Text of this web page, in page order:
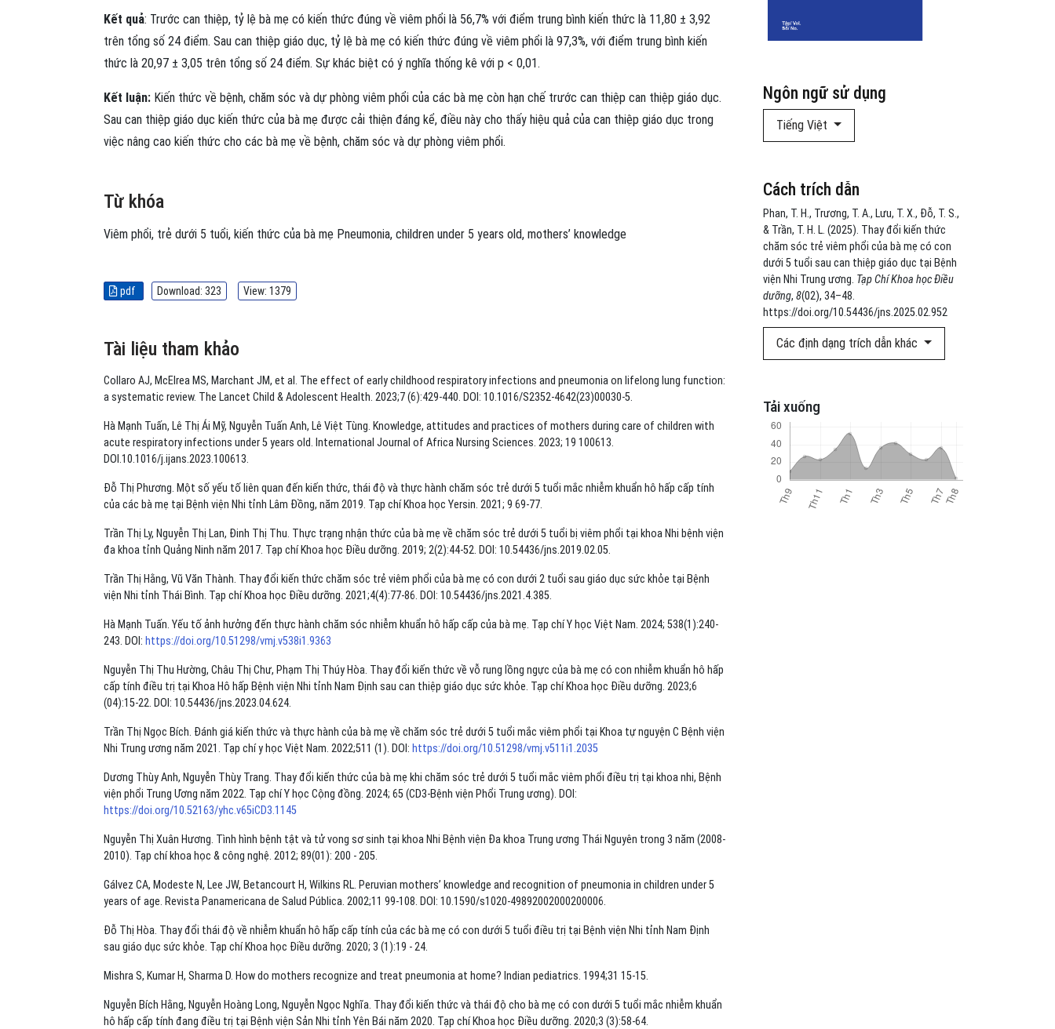
Ngôn ngữ sử dụng
Tiếng Việt
Cách trích dẫn
Phan, T. H., Trương, T. A., Lưu, T. X., Đỗ, T. S.,
& Trần, T. H. L. (2025). Thay đổi kiến thức
chăm sóc trẻ viêm phổi của bà mẹ có con
dưới 5 tuổi sau can thiệp giáo dục tại Bệnh
viện Nhi Trung ương. Tạp Chí Khoa học Điều
dưỡng, 8(02), 34–48.
https://doi.org/10.54436/jns.2025.02.952
Các định dạng trích dẫn khác
Tải xuống
Kết quả: Trước can thiệp, tỷ lệ bà mẹ có kiến thức đúng về viêm phổi là 56,7% với điểm trung bình kiến thức là 11,80 ± 3,92
trên tổng số 24 điểm. Sau can thiệp giáo dục, tỷ lệ bà mẹ có kiến thức đúng về viêm phổi là 97,3%, với điểm trung bình kiến
thức là 20,97 ± 3,05 trên tổng số 24 điểm. Sự khác biệt có ý nghĩa thống kê với p < 0,01.
Kết luận: Kiến thức về bệnh, chăm sóc và dự phòng viêm phổi của các bà mẹ còn hạn chế trước can thiệp can thiệp giáo dục.
Sau can thiệp giáo dục kiến thức của bà mẹ được cải thiện đáng kể, điều này cho thấy hiệu quả của can thiệp giáo dục trong
việc nâng cao kiến thức cho các bà mẹ về bệnh, chăm sóc và dự phòng viêm phổi.
Từ khóa
Viêm phổi, trẻ dưới 5 tuổi, kiến thức của bà mẹ Pneumonia, children under 5 years old, mothers’ knowledge
pdf Download: 323 View: 1379
Tài liệu tham khảo
Collaro AJ, McElrea MS, Marchant JM, et al. The effect of early childhood respiratory infections and pneumonia on lifelong lung function:
a systematic review. The Lancet Child & Adolescent Health. 2023;7 (6):429-440. DOI: 10.1016/S2352-4642(23)00030-5.
Hà Mạnh Tuấn, Lê Thị Ái Mỹ, Nguyễn Tuấn Anh, Lê Việt Tùng. Knowledge, attitudes and practices of mothers during care of children with
acute respiratory infections under 5 years old. International Journal of Africa Nursing Sciences. 2023; 19 100613.
DOI.10.1016/j.ijans.2023.100613.
Đỗ Thị Phương. Một số yếu tố liên quan đến kiến thức, thái độ và thực hành chăm sóc trẻ dưới 5 tuổi mắc nhiễm khuẩn hô hấp cấp tính
của các bà mẹ tại Bệnh viện Nhi tỉnh Lâm Đồng, năm 2019. Tạp chí Khoa học Yersin. 2021; 9 69-77.
Trần Thị Ly, Nguyễn Thị Lan, Đinh Thị Thu. Thực trạng nhận thức của bà mẹ về chăm sóc trẻ dưới 5 tuổi bị viêm phổi tại khoa Nhi bệnh viện
đa khoa tỉnh Quảng Ninh năm 2017. Tạp chí Khoa học Điều dưỡng. 2019; 2(2):44-52. DOI: 10.54436/jns.2019.02.05.
Trần Thị Hằng, Vũ Văn Thành. Thay đổi kiến thức chăm sóc trẻ viêm phổi của bà mẹ có con dưới 2 tuổi sau giáo dục sức khỏe tại Bệnh
viện Nhi tỉnh Thái Bình. Tạp chí Khoa học Điều dưỡng. 2021;4(4):77-86. DOI: 10.54436/jns.2021.4.385.
Hà Mạnh Tuấn. Yếu tố ảnh hưởng đến thực hành chăm sóc nhiễm khuẩn hô hấp cấp của bà mẹ. Tạp chí Y học Việt Nam. 2024; 538(1):240-
243. DOI: https://doi.org/10.51298/vmj.v538i1.9363
Nguyễn Thị Thu Hường, Châu Thị Chư, Phạm Thị Thúy Hòa. Thay đổi kiến thức về vỗ rung lồng ngực của bà mẹ có con nhiễm khuẩn hô hấp
cấp tính điều trị tại Khoa Hô hấp Bệnh viện Nhi tỉnh Nam Định sau can thiệp giáo dục sức khỏe. Tạp chí Khoa học Điều dưỡng. 2023;6
(04):15-22. DOI: 10.54436/jns.2023.04.624.
Trần Thị Ngọc Bích. Đánh giá kiến thức và thực hành của bà mẹ về chăm sóc trẻ dưới 5 tuổi mắc viêm phổi tại Khoa tự nguyện C Bệnh viện
Nhi Trung ương năm 2021. Tạp chí y học Việt Nam. 2022;511 (1). DOI: https://doi.org/10.51298/vmj.v511i1.2035
Dương Thùy Anh, Nguyễn Thùy Trang. Thay đổi kiến thức của bà mẹ khi chăm sóc trẻ dưới 5 tuổi mắc viêm phổi điều trị tại khoa nhi, Bệnh
viện phổi Trung Ương năm 2022. Tạp chí Y học Cộng đồng. 2024; 65 (CD3-Bệnh viện Phổi Trung ương). DOI:
https://doi.org/10.52163/yhc.v65iCD3.1145
Nguyễn Thị Xuân Hương. Tình hình bệnh tật và tử vong sơ sinh tại khoa Nhi Bệnh viện Đa khoa Trung ương Thái Nguyên trong 3 năm (2008-
2010). Tạp chí khoa học & công nghệ. 2012; 89(01): 200 - 205.
Gálvez CA, Modeste N, Lee JW, Betancourt H, Wilkins RL. Peruvian mothers’ knowledge and recognition of pneumonia in children under 5
years of age. Revista Panamericana de Salud Pública. 2002;11 99-108. DOI: 10.1590/s1020-49892002000200006.
Đỗ Thị Hòa. Thay đổi thái độ về nhiễm khuẩn hô hấp cấp tính của các bà mẹ có con dưới 5 tuổi điều trị tại Bệnh viện Nhi tỉnh Nam Định
sau giáo dục sức khỏe. Tạp chí Khoa học Điều dưỡng. 2020; 3 (1):19 - 24.
Mishra S, Kumar H, Sharma D. How do mothers recognize and treat pneumonia at home? Indian pediatrics. 1994;31 15-15.
Nguyễn Bích Hằng, Nguyễn Hoàng Long, Nguyễn Ngọc Nghĩa. Thay đổi kiến thức và thái độ cho bà mẹ có con dưới 5 tuổi mắc nhiễm khuẩn
hô hấp cấp tính đang điều trị tại Bệnh viện Sản Nhi tỉnh Yên Bái năm 2020. Tạp chí Khoa học Điều dưỡng. 2020;3 (3):58-64.